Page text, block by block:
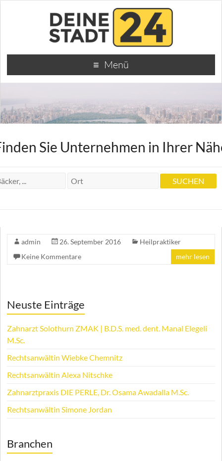
Menü
Sie Unternehmen in Ihrer
admin 26. September 2016
Heilpraktiker
Keine Kommentare
mehr lesen
Neuste Einträge
Zahnarzt Solothurn ZMAK | B.D.S. med. dent. Manal Elegeli
M.Sc.
Rechtsanwältin Wiebke Chemnitz
Rechtsanwältin Alexa Nitschke
Zahnarztpraxis DIE PERLE, Dr. Osama Awadalla M.Sc.
Rechtsanwältin Simone Jordan
Branchen